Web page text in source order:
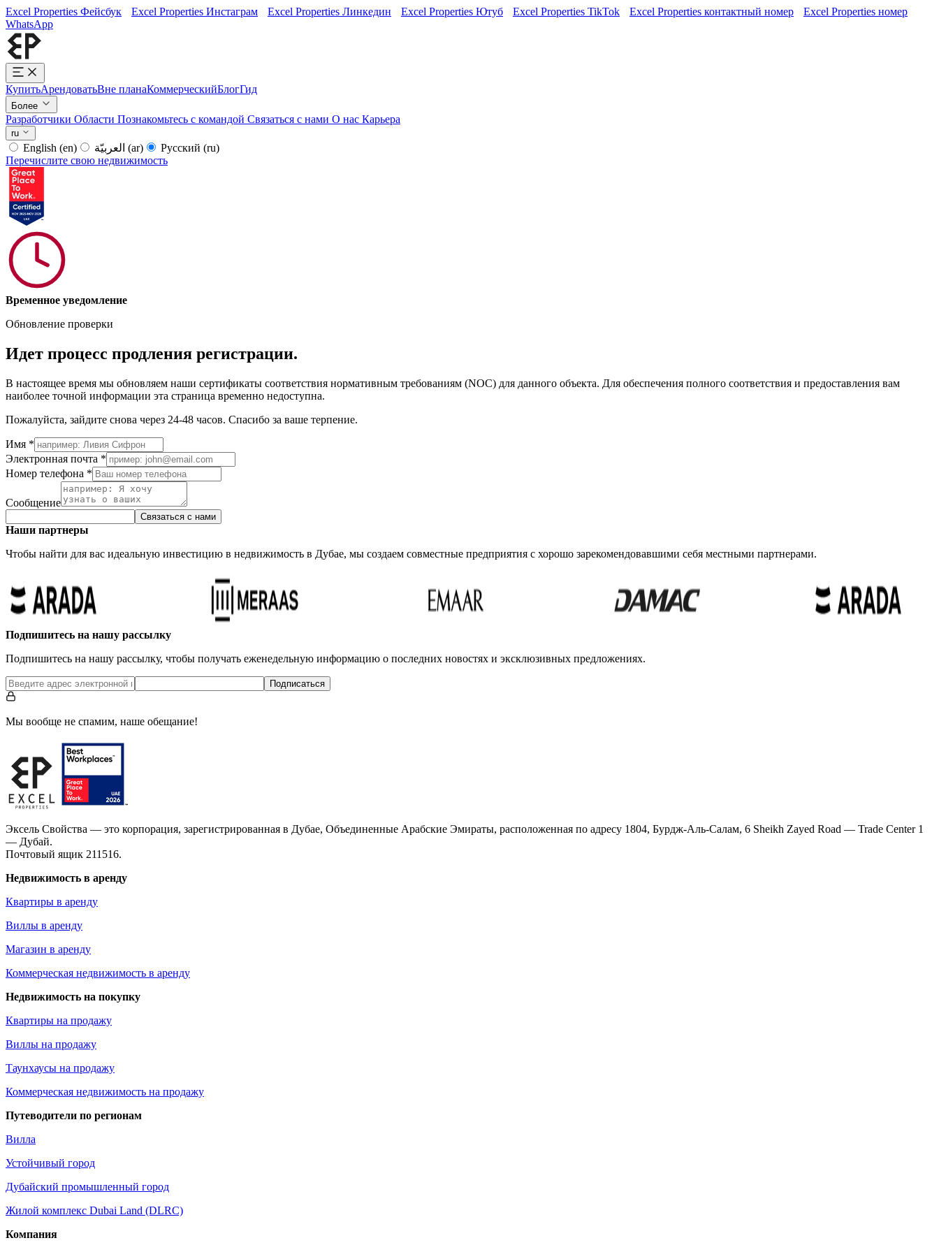
Excel Properties Фейсбук Excel Properties Инстаграм Excel Properties Линкедин Excel Properties Ютуб Excel Properties TikTok Excel Properties контактный номер
Excel Properties номер
WhatsApp
КупитьАрендоватьВне планаКоммерческийБлогГид
Более
Разработчики Области Познакомьтесь с командой Связаться с нами О нас Карьера
ru
English (en) (ar) Русский (ru)
Перечислите свою недвижимость
Временное уведомление
Обновление проверки
Идет процесс продления регистрации.
В настоящее время мы обновляем наши сертификаты соответствия нормативным требованиям (NOC) для данного объекта. Для обеспечения полного соответствия и предоставления вам
наиболее точной информации эта страница временно недоступна.
Пожалуйста, зайдите снова через 24-48 часов. Спасибо за ваше терпение.
Имя *
Электронная почта *
Номер телефона *
Сообщение
Связаться с нами
Наши партнеры
Чтобы найти для вас идеальную инвестицию в недвижимость в Дубае, мы создаем совместные предприятия с хорошо зарекомендовавшими себя местными партнерами.
Подпишитесь на нашу рассылку
Подпишитесь на нашу рассылку, чтобы получать еженедельную информацию о последних новостях и эксклюзивных предложениях.
Подписаться
Мы вообще не спамим, наше обещание!
Эксель Свойства — это корпорация, зарегистрированная в Дубае, Объединенные Арабские Эмираты, расположенная по адресу 1804, Бурдж-Аль-Салам, 6 Sheikh Zayed Road — Trade Center 1
— Дубай.
Почтовый ящик 211516.
Недвижимость в аренду
Квартиры в аренду
Виллы в аренду
Магазин в аренду
Коммерческая недвижимость в аренду
Недвижимость на покупку
Квартиры на продажу
Виллы на продажу
Таунхаусы на продажу
Коммерческая недвижимость на продажу
Путеводители по регионам
Вилла
Устойчивый город
Дубайский промышленный город
Жилой комплекс Dubai Land (DLRC)
Компания